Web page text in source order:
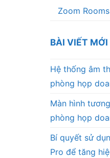
Zoom Rooms
BÀI VIẾT MỚI
Hệ thống âm
phòng họp
Màn hình
phòng họp
Bí quyết sử
Pro để tăng